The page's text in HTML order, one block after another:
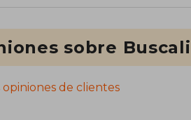
sobre
opiniones de clientes